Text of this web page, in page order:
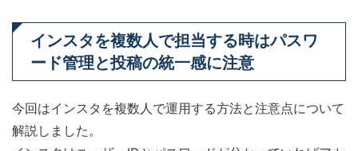
インスタを複数人で担当する時はパスワ
ード管理と投稿の統一感に注意
今回はインスタを複数人で運用する方法と注意点について
解説しました。